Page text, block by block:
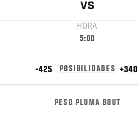
VS
HORA
5:00
-425 POSIBILIDADES +340
PESO PLUMA BOUT